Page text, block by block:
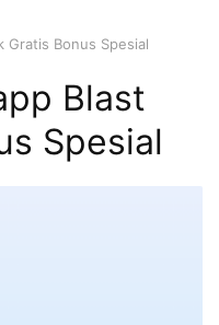
Gratis Bonus Spesial
Blast
Spesial